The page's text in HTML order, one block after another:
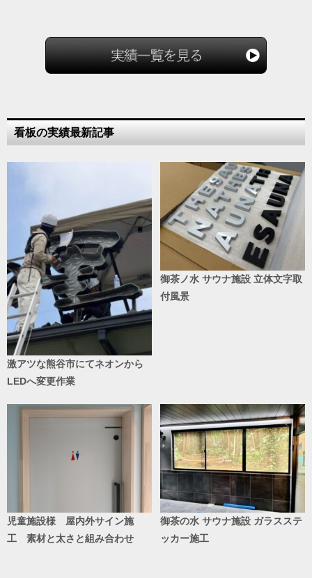
看板の実績最新記事
激アツな熊谷市にてネオンから
LEDへ変更作業
御茶ノ水 サウナ施設 立体文字取
付風景
児童施設様 屋内外サイン施
工 素材と太さと組み合わせ
御茶の水 サウナ施設 ガラスステ
ッカー施工